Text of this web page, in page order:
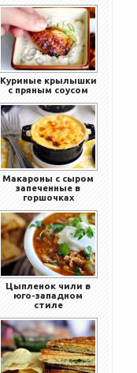
Куриные крылышки
с пряным соусом
Макароны с сыром
запеченные в
горшочках
Цыпленок чили в
юго-западном
стиле